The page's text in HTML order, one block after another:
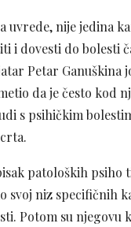
uvrede, nije jedina
i dovesti do bolesti
Petar Ganuškina
da je često kod
s psihičkim
patoloških psiho
svoj niz specifičnih
Potom su njegovu